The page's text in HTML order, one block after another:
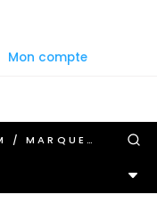
Mon compte